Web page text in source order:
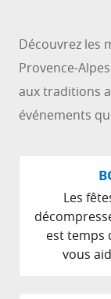
Découvrez les
Provence-
aux traditions
événements
Les
est temps
vous